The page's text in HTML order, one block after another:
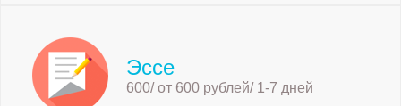
Эссе
600/ от 600 рублей/ 1-7 дней